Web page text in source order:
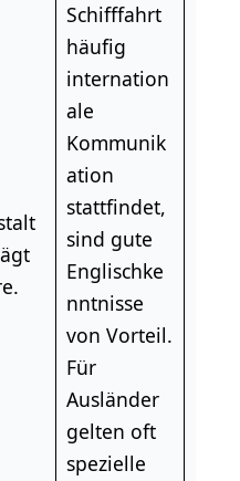
Schifffahrt
häufig
internation
ale
Kommunik
ation
stattfindet,
sind gute
Englischke
nntnisse
von Vorteil.
Für
Ausländer
gelten oft
spezielle